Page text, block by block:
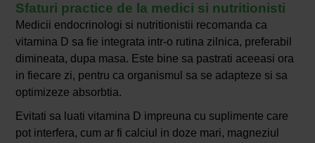
Sfaturi practice de la medici si nutritionisti
Medicii endocrinologi si nutritionistii recomanda ca
vitamina D sa fie integrata intr-o rutina zilnica, preferabil
dimineata, dupa masa. Este bine sa pastrati aceeasi ora
in fiecare zi, pentru ca organismul sa se adapteze si sa
optimizeze absorbtia.
Evitati sa luati vitamina D impreuna cu suplimente care
pot interfera, cum ar fi calciul in doze mari, magneziul